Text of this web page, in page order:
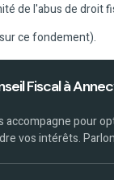
de l'abus de droit
ce fondement).
Fiscal à
accompagne pour
vos intérêts.